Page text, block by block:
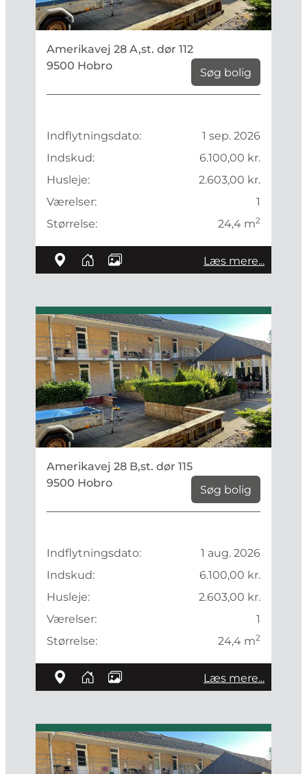
Amerikavej 28 A,st. dør 112
9500 Hobro
Søg bolig
Indflytningsdato:
1 sep. 2026
Indskud:
6.100,00 kr.
Husleje:
2.603,00 kr.
Værelser:
1
Størrelse:
24,4 m2
Læs mere...
Amerikavej 28 B,st. dør 115
9500 Hobro
Søg bolig
Indflytningsdato:
1 aug. 2026
Indskud:
6.100,00 kr.
Husleje:
2.603,00 kr.
Værelser:
1
Størrelse:
24,4 m2
Læs mere...